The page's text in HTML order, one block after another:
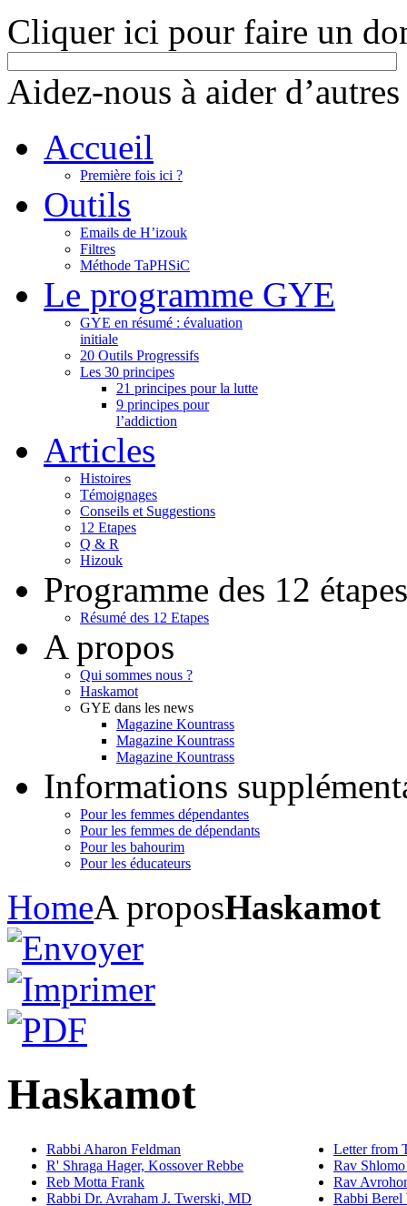
Cliquer ici pour faire un
Aidez-nous à aider d’autres
Accueil
Première fois ici ?
Outils
Emails de H’izouk
Filtres
Méthode TaPHSiC
Le programme GYE
GYE en résumé : évaluation
initiale
20 Outils Progressifs
Les 30 principes
21 principes pour la lutte
9 principes pour
l’addiction
Articles
Histoires
Témoignages
Conseils et Suggestions
12 Etapes
Q & R
Hizouk
Programme des 12 étapes
Résumé des 12 Etapes
A propos
Qui sommes nous ?
Haskamot
GYE dans les news
Magazine Kountrass
Magazine Kountrass
Magazine Kountrass
Informations
Pour les femmes dépendantes
Pour les femmes de dépendants
Pour les bahourim
Pour les éducateurs
HomeA proposHaskamot
Haskamot
Rabbi Aharon Feldman
R' Shraga Hager, Kossover Rebbe
Reb Motta Frank
Rabbi Dr. Avraham J. Twerski, MD
Letter from
Rav
Rav
Rabbi Berel